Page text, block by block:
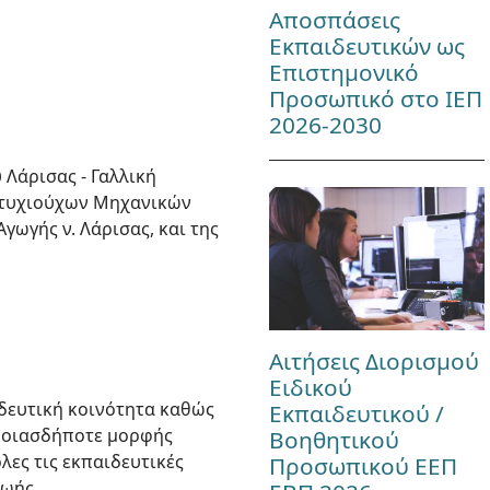
- Γαλλική
Μηχανικών
ν. Λάρισας, και της
κοινότητα καθώς
μορφής
τις εκπαιδευτικές
Αποσπάσεις
Εκπαιδευτικών ως
Επιστημονικό
Προσωπικό στο ΙΕΠ
2026-2030
Αιτήσεις Διορισμού
Ειδικού
Εκπαιδευτικού /
Βοηθητικού
Προσωπικού ΕΕΠ